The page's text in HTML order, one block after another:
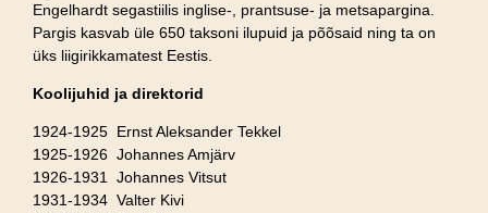
Engelhardt segastiilis inglise-, prantsuse- ja metsapargina.
Pargis kasvab üle 650 taksoni ilupuid ja põõsaid ning ta on
üks liigirikkamatest Eestis.
Koolijuhid ja direktorid
1924-1925 Ernst Aleksander Tekkel
1925-1926 Johannes Amjärv
1926-1931 Johannes Vitsut
1931-1934 Valter Kivi